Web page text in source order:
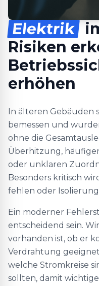
Elektrik
Risiken
erhöhen
In älteren Gebäuden
bemessen und
ohne die
Überhitzung,
oder unklaren
Besonders kritisch
fehlen oder
Ein moderner
entscheidend sein.
vorhanden ist, ob er
Verdrahtung
welche Stromkreise
sollten, damit